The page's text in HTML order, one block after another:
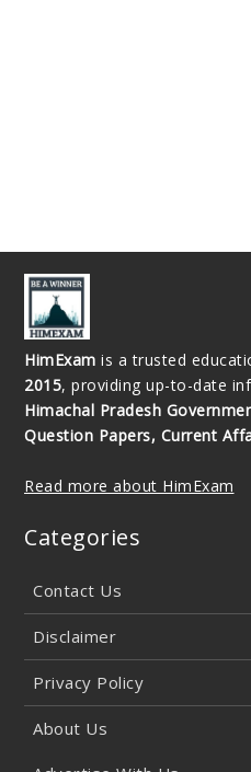
HimExam is a trusted
2015, providing up-to-date
Himachal Pradesh
Question Papers, Current
Read more about HimExam
Categories
Contact Us
Disclaimer
Privacy Policy
About Us